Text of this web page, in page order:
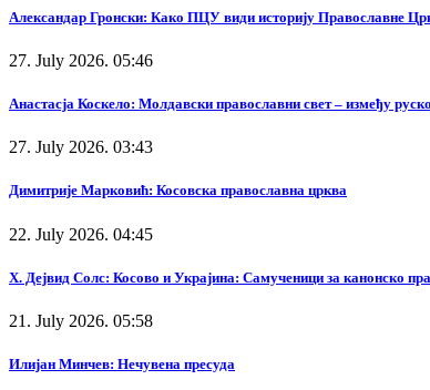
Александар Гронски: Како ПЦУ види историју Православне
27. July 2026. 05:46
Анастасја Коскело: Молдавски православни свет – између
27. July 2026. 03:43
Димитрије Марковић: Косовска православна црква
22. July 2026. 04:45
Х. Дејвид Солс: Косово и Украјина: Самученици за канонско
21. July 2026. 05:58
Илијан Минчев: Нечувена пресуда